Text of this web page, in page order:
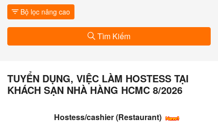
Bộ lọc nâng cao
Tìm Kiếm
TUYỂN DỤNG, VIỆC LÀM HOSTESS TẠI
KHÁCH SẠN NHÀ HÀNG HCMC 8/2026
Hostess/cashier (Restaurant)